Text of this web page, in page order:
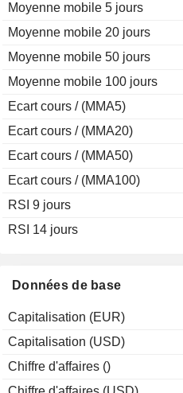
Données de base
Capitalisation (EUR)
Capitalisation (USD)
Chiffre d'affaires ()
Moyenne mobile 5 jours
Moyenne mobile 20 jours
Moyenne mobile 50 jours
Moyenne mobile 100 jours
Ecart cours / (MMA5)
Ecart cours / (MMA20)
Ecart cours / (MMA50)
Ecart cours / (MMA100)
RSI 9 jours
RSI 14 jours
2011
2010
+2,29%
2009
+6,10%
2008
-37,33%
2007
2006
2005
2004
2003
2002
2000
1998
1997